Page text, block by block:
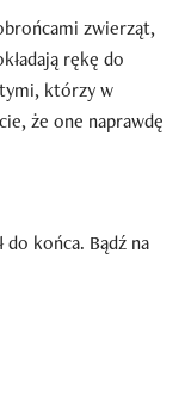
zwierząt,
rękę do
którzy w
że one naprawdę
do końca. Bądź na